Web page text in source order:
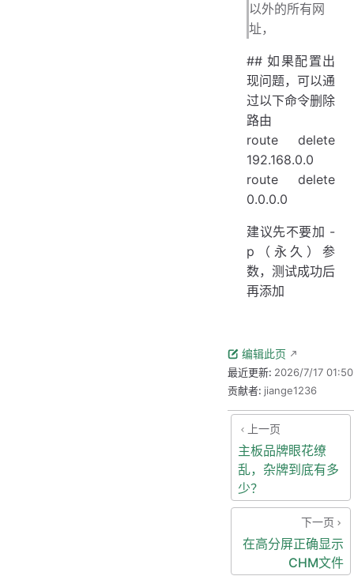
以外的所有网
址，
## 如果配置出
现问题，可以通
过以下命令删除
路由
route delete
192.168.0.0
route delete
0.0.0.0
建议先不要加 -
p（永久）参
数，测试成功后
再添加
编辑此页
最近更新: 2026/7/17 01:50
贡献者: jiange1236
上一页
主板品牌眼花缭
乱，杂牌到底有多
少？
下一页
在高分屏正确显示
CHM文件